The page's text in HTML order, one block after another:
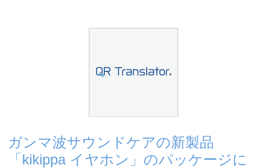
資料ダウンロード
アップデート情報
ブログ
Q&A
English
ガンマ波サウンドケアの新製品
「kikippa イヤホン」のパッケージに